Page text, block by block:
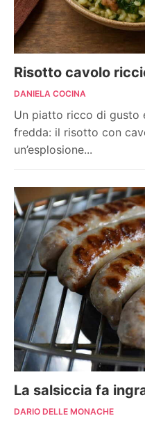
Risotto cavolo
DANIELA COCINA
Un piatto ricco di gusto
fredda: il risotto con
un’esplosione...
La salsiccia fa
DARIO DELLE MONACHE